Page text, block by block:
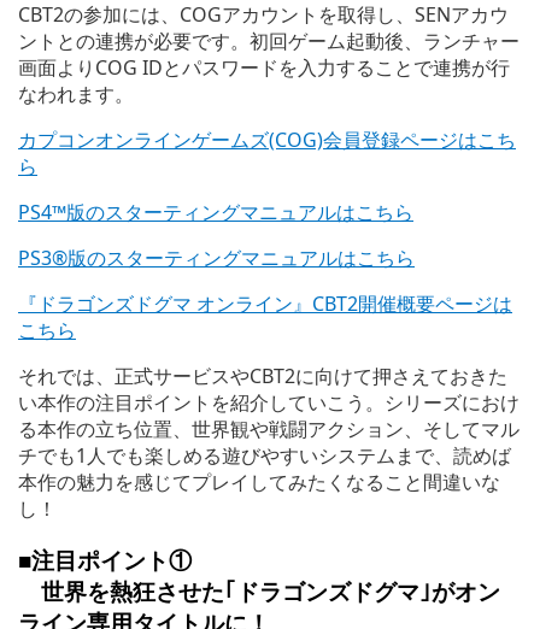
CBT2の参加には、COGアカウントを取得し、SENアカウ
ントとの連携が必要です。初回ゲーム起動後、ランチャー
画面よりCOG IDとパスワードを入力することで連携が行
なわれます。
カプコンオンラインゲームズ(COG)会員登録ページはこち
ら
PS4™版のスターティングマニュアルはこちら
PS3®版のスターティングマニュアルはこちら
『ドラゴンズドグマ オンライン』CBT2開催概要ページは
こちら
それでは、正式サービスやCBT2に向けて押さえておきた
い本作の注目ポイントを紹介していこう。シリーズにおけ
る本作の立ち位置、世界観や戦闘アクション、そしてマル
チでも1人でも楽しめる遊びやすいシステムまで、読めば
本作の魅力を感じてプレイしてみたくなること間違いな
し！
■注目ポイント①
世界を熱狂させた｢ドラゴンズドグマ｣がオン
ライン専用タイトルに！